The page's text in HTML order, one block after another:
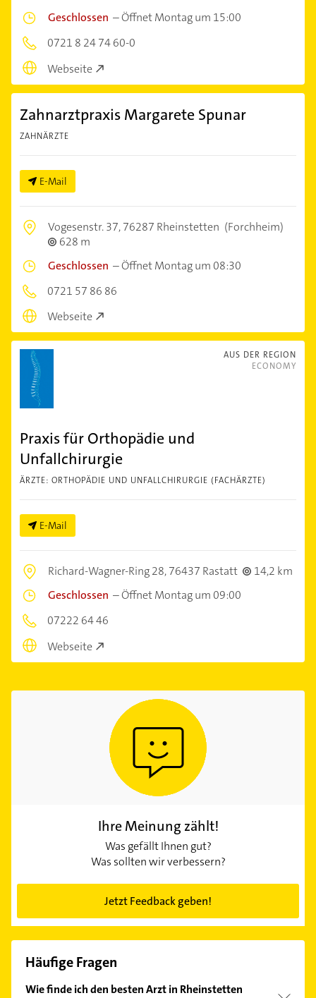
Geschlossen –Öffnet Montag um 15:00
0721 8 24 74 60-0
Webseite
Zahnarztpraxis Margarete Spunar
ZAHNÄRZTE
E-Mail
Vogesenstr. 37,76287 Rheinstetten (Forchheim)
628 m
Geschlossen –Öffnet Montag um 08:30
0721 57 86 86
Webseite
AUS DER REGION
ECONOMY
Praxis für Orthopädie und
Unfallchirurgie
ÄRZTE: ORTHOPÄDIE UND UNFALLCHIRURGIE (FACHÄRZTE)
E-Mail
Richard-Wagner-Ring 28,76437 Rastatt
14,2 km
Geschlossen –Öffnet Montag um 09:00
07222 64 46
Webseite
Ihre Meinung zählt!
Was gefällt Ihnen gut?
Was sollten wir verbessern?
Jetzt Feedback geben!
Häufige Fragen
Wie finde ich den besten Arzt in Rheinstetten